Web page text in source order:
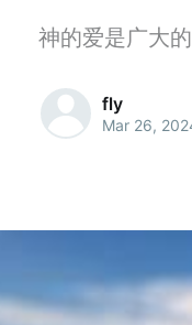
神的爱是广大的
fly
Mar 26,